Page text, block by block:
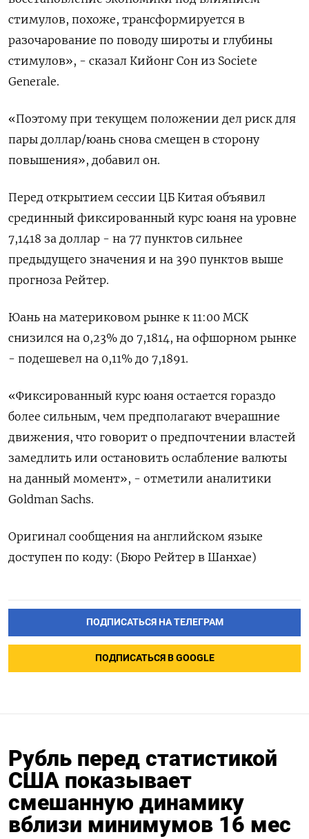
стимулов, похоже, трансформируется в
разочарование по поводу широты и глубины
стимулов», - сказал Кийонг Сон из Societe
Generale.
«Поэтому при текущем положении дел риск для
пары доллар/юань снова смещен в сторону
повышения», добавил он.
Перед открытием сессии ЦБ Китая объявил
срединный фиксированный курс юаня на уровне
7,1418 за доллар - на 77 пунктов сильнее
предыдущего значения и на 390 пунктов выше
прогноза Рейтер.
Юань на материковом рынке к 11:00 МСК
снизился на 0,23% до​ 7,1814​, на офшорном рынке
- подешевел на 0,11% до 7,1891.
«Фиксированный курс юаня остается гораздо
более сильным, чем предполагают вчерашние
движения, что говорит о предпочтении властей
замедлить или остановить ослабление валюты
на данный момент», - отметили аналитики
Goldman Sachs.
Оригинал сообщения на английском языке
доступен по коду: (Бюро Рейтер в Шанхае)
ПОДПИСАТЬСЯ НА ТЕЛЕГРАМ
ПОДПИСАТЬСЯ В GOOGLE
Рубль перед статистикой
США показывает
смешанную динамику
вблизи минимумов 16 мес